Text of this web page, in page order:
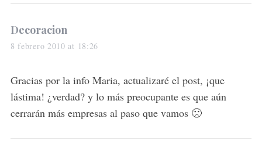
s
a
s
:
Decoracion
8 febrero 2010 at 18:26
Gracias por la info Maria, actualizaré el post, ¡que
lástima! ¿verdad? y lo más preocupante es que aún
cerrarán más empresas al paso que vamos 🙁